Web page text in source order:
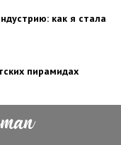
как я стала
пирамидах